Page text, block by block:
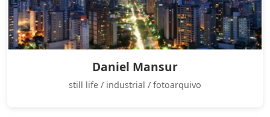
Daniel Mansur
still life / industrial / fotoarquivo